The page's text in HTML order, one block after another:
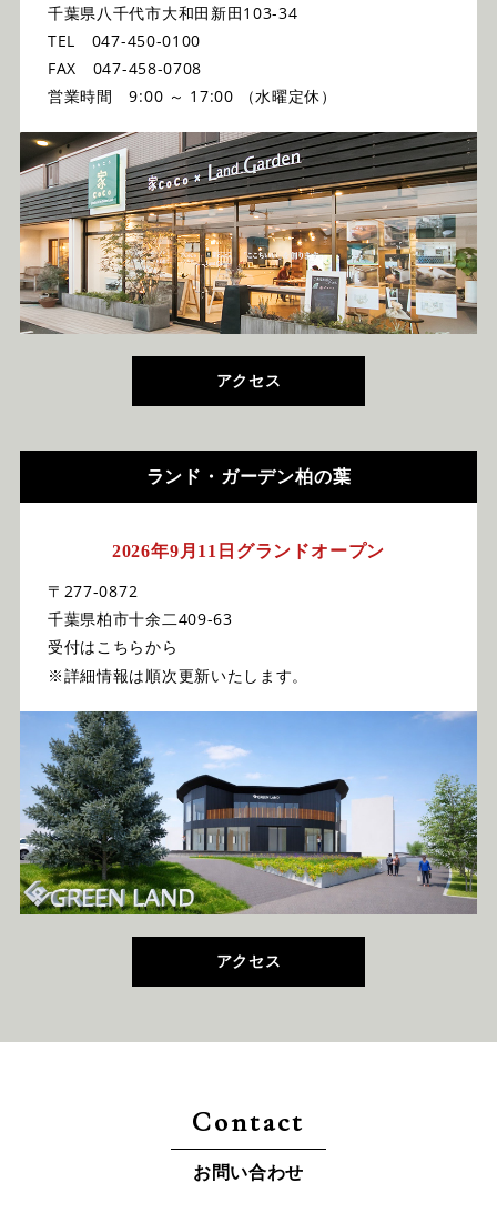
千葉県八千代市大和田新田103-34
TEL 047-450-0100
FAX 047-458-0708
営業時間 9:00 ～ 17:00 （水曜定休）
アクセス
ランド・ガーデン柏の葉
2026年9月11日グランドオープン
〒277-0872
千葉県柏市十余二409-63
受付はこちらから
※詳細情報は順次更新いたします。
アクセス
Contact
お問い合わせ